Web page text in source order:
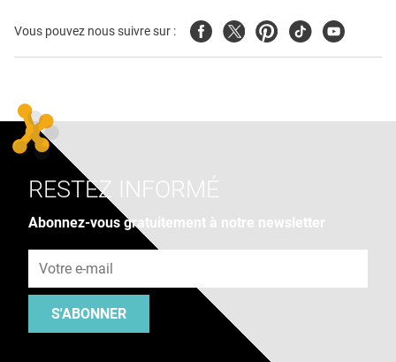
Vous pouvez nous suivre sur : FacebookTwitterPinterest
TiktokYoutube
RESTEZ INFORMÉ
Abonnez-vous gratuitement à notre newsletter
S'ABONNER